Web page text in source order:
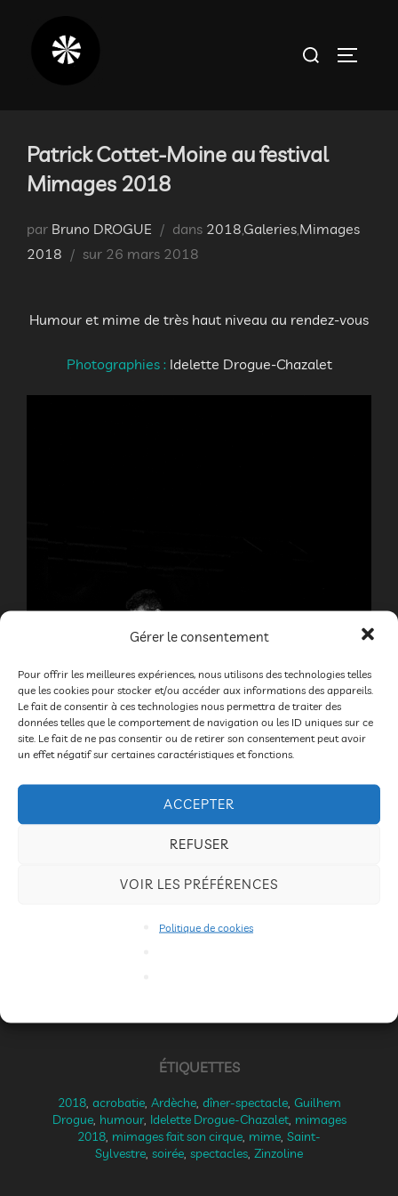
Gérer le consentement
Pour offrir les meilleures expériences, nous utilisons des technologies telles
que les cookies pour stocker et/ou accéder aux informations des appareils.
Le fait de consentir à ces technologies nous permettra de traiter des
données telles que le comportement de navigation ou les ID uniques sur ce
site. Le fait de ne pas consentir ou de retirer son consentement peut avoir
un effet négatif sur certaines caractéristiques et fonctions.
ACCEPTER
REFUSER
VOIR LES PRÉFÉRENCES
Politique de cookies
Rechercher :
Patrick Cottet-Moine au festival
Mimages 2018
par Bruno DROGUE dans 2018 Galeries Mimages
2018
sur Publié
26 mars 2018
Humour et mime de très haut niveau au rendez-vous
Photographies : Idelette Drogue-Chazalet
Patrick Cottet-Moine
du Mime,
ÉTIQUETTES
2018, acrobatie, Ardèche, dîner-spectacle, Guilhem
Drogue, humour, Idelette Drogue-Chazalet, mimages
2018, mimages fait son cirque, mime, Saint-
Sylvestre, soirée, spectacles, Zinzoline